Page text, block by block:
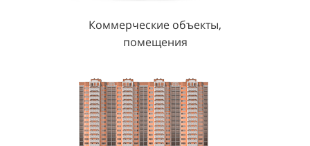
Коммерческие объекты,
помещения